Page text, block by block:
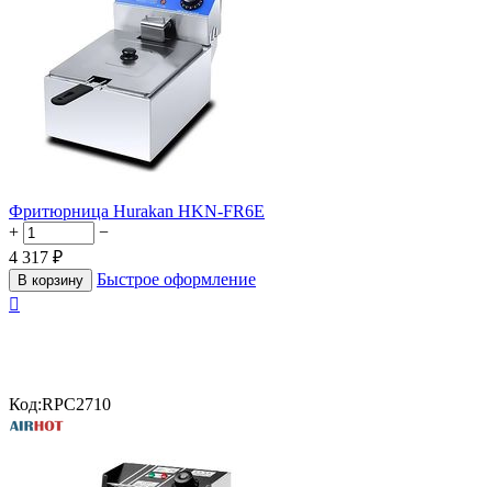
Фритюрница Hurakan HKN-FR6E
+
−
4 317 ₽
В корзину
Быстрое оформление

Код:RPC2710